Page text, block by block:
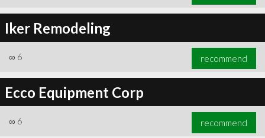
Iker Remodeling
∞ 6 recommend
Ecco Equipment Corp
∞ 6 recommend